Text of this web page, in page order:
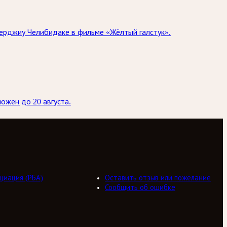
Челибидаке в фильме «Жёлтый галстук».
до 20 августа.
(РБА)
Оставить отзыв или пожелание
Сообщить об ошибке